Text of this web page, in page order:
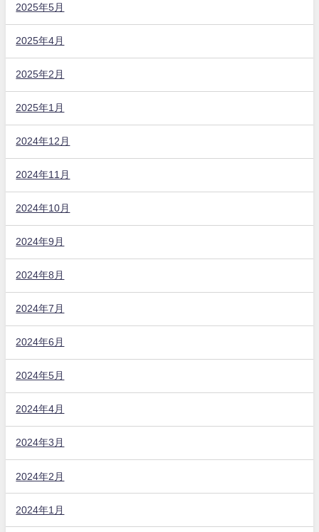
2025年5月
2025年4月
2025年2月
2025年1月
2024年12月
2024年11月
2024年10月
2024年9月
2024年8月
2024年7月
2024年6月
2024年5月
2024年4月
2024年3月
2024年2月
2024年1月